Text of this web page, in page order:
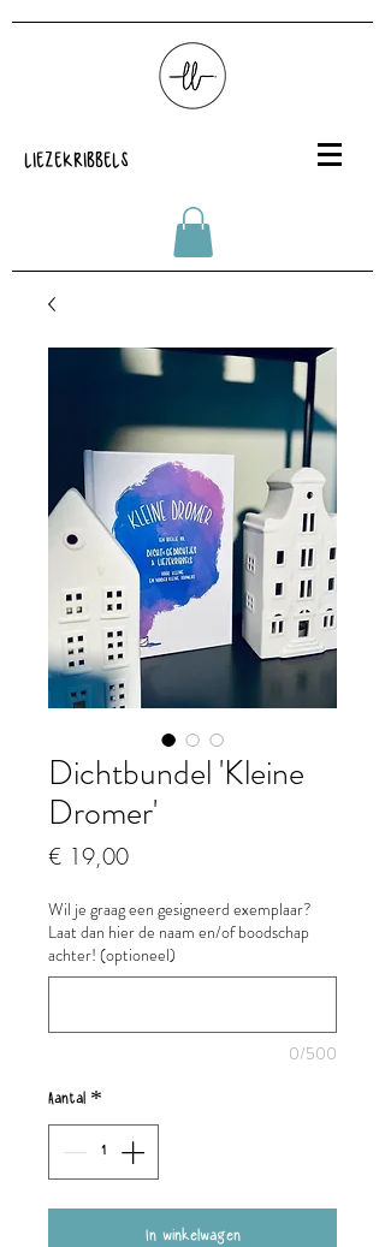
LIEZEKRIBBELS
Dichtbundel 'Kleine
Dromer'
€ 19,00Prijs
Wil je graag een gesigneerd exemplaar?
Laat dan hier de naam en/of boodschap
achter! (optioneel)
0/500
Aantal *
In winkelwagen